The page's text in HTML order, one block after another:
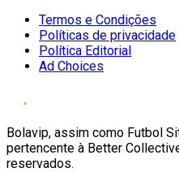
Termos e Condições
Políticas de privacidade
Política Editorial
Ad Choices
Bolavip, assim como Futbol
pertencente à Better
reservados.